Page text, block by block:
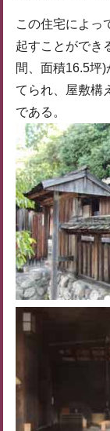
この住宅によっ
起すことができ
間、面積16.5坪
てられ、屋敷構
である。